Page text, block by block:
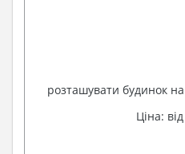
розташувати будинок на
Ціна: від